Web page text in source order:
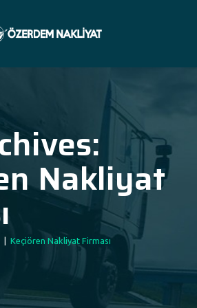
Nakliyat
Keçiören Nakliyat Firması